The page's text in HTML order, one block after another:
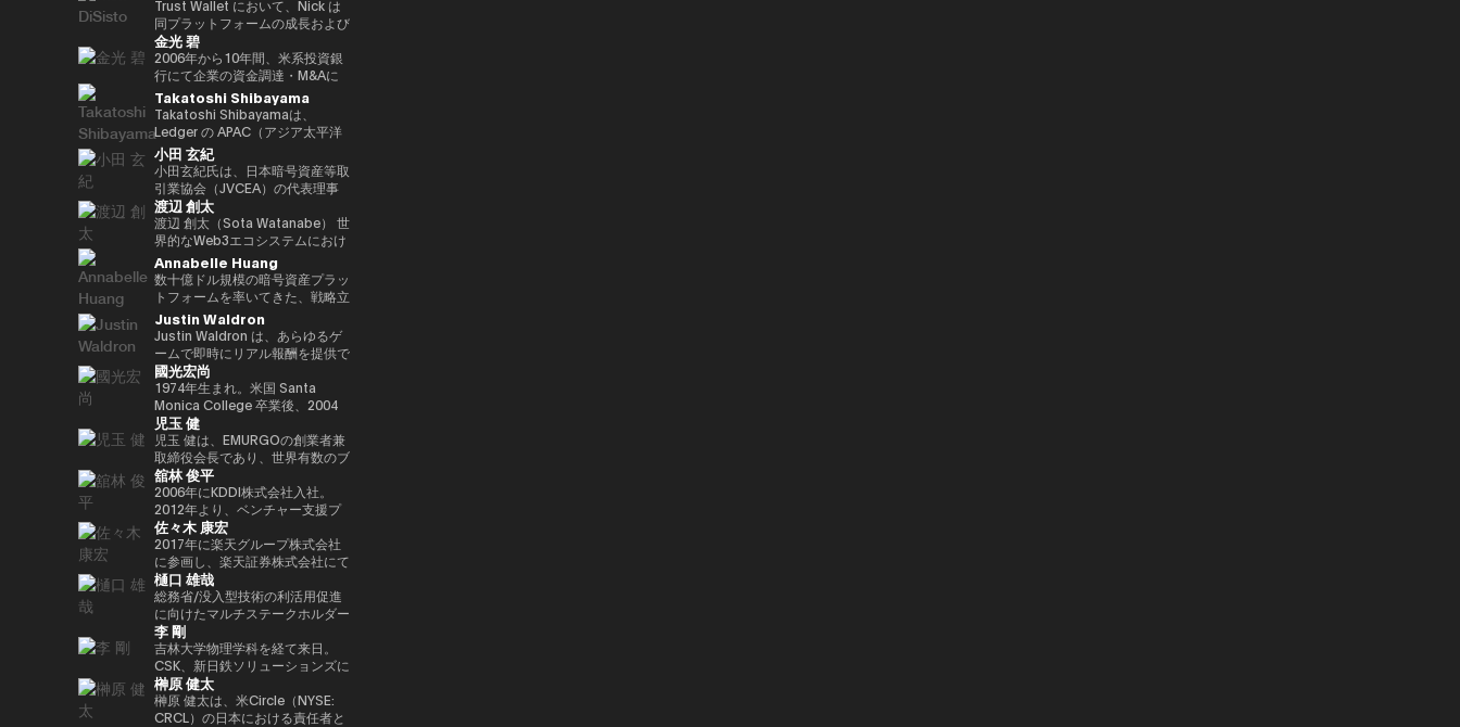
に導きました。Animoca Brands
はNFTを中心とした複数の子会社
や製品群を展開しており、さらに
540社を超えるブロックチェーン
関連企業に投資を行い、世界最大
級のブロックチェーン投資ポート
フォリオを築いています。 Yat氏
はこれまでに数多くの栄誉を受け
ており、世界経済フォーラムの
「Global Leader of
Tomorrow」、DHL/SCMP
Awardsの「Young
Entrepreneur of the Year」、さ
らにCointelegraphによる「ブロ
ックチェーン業界で注目すべき
100人」の一人にも選ばれていま
す。 また、Yat氏はクラシック音
楽の正式な訓練を受けた音楽家で
もあり、BAFTA（英国映画テレ
ビ芸術アカデミー）のアドバイザ
リーボードメンバー、ならびに
Asian Youth Orchestraの理事も
務めています。 必要であれば、
講演者紹介向けにさらに自然で洗
練された日本語版にも整えられま
す。
刊行された著書『Bitcoin
Supercycle』は高い評価を受
け、2024年11月上旬におけるビ
ットコインの史上最高値更新を正
確に予測したことで注目を集め
た。 デジタル資産分野に参入す
る以前には、Market Wire（現
GlobeNewswire） を創業。同社
は現在、Apollo Global
Management 傘下で約5億ドル
規模の事業部門となっている。ま
た、消費者向けインターネット黎
明期におけるマーケティングの先
駆者として、The Motley Fool、
America Online Greenhouse、
Earthlink の立ち上げをはじめ、
数十に及ぶ著名なインターネット
ブランドの成長に関与した。 学
歴としては、ニューヨーク州立大
学バッファロー校にてクリエイテ
ィブ・ライティングの修士号を取
得。シラキュース大学にて二つの
学士号を取得しており、2000年
以降、同大学の名門 Newhouse
School of Public
Communications のアドバイザ
リーボードメンバーも務めてい
る。 さらにターピンは、プエル
トリコにおけるビットコインおよ
び暗号資産コミュニティの先駆者
とも見なされており、2016年初
頭にはこの分野において初の投資
家向け優遇認定（Investor
Decree）を受けている。
でComputer Science for AIを履
修。
いて15年以上の経験を有し、金
融規制、ガバナンス、コンプライ
アンスの分野で深い専門性を備え
ています。 ローマ大学トル・ヴ
ェルガータ校にて、健全性規制お
よび監督当局の制裁権限をテーマ
とする法学博士号を取得していま
す。
また生成AIに特化したVCファン
ドを新設。
進し、Microsoftと連携して関連
するサービスソリューション全体
を推進する責任を負っています。
彼は、セキュリティ、ソフトウェ
ア、クラウド、AIエコシステムに
おける主要な戦略的パートナーシ
ップと販売を、グローバル市場全
体で主導しています。 2011年に
レノボに参加して以来、Terence
Ngは、セキュリティ、エンター
テインメント、Eコマース、フィ
ンテックなどのセクターにわたる
主要なインターネット企業とのレ
ノボのパートナーシップをグロー
バルにリードしてきました。ま
た、戦略的なAR/VRパートナー
シップも推進しました。
Terence Ngは、ソニーエレクト
ロニクス、ヒューレット・パッカ
ード、Navteq Corporation、ノ
キアなどの主要なテクノロジーブ
ランドで、マーケティング、製品
開発、ビジネス開発の役割を20
年以上にわたって経験してきまし
た。彼はテクノロジー業界でビジ
ネス戦略をリードする確かな実績
を築いています。 Terence Ng
は、シンガポールの南洋理工大学
でビジネス学の学士号を取得しま
した。彼は現在、シンガポールを
拠点としており、ブロックチェー
ンとAI技術の熱心なファンです。
式会社bitFlyerを共同創業。
bitFlyer創業以降、暗号資産の国
内の法改正に関する提言や自主規
制ルールの策定等に尽力すると共
に、暗号資産交換業者である
bitFlyer USA, Inc.のCEO、
bitFlyer EUROPE S.A.のチェアマ
ンを歴任。グローバルな視点で暗
号資産交換業業界の発展に貢献。
2018年に自主規制団体である一
般社団法人日本仮想通貨交換業協
会（現、一般社団法人日本暗号資
産等取引業協会：JVCEA）を発
起人として設立。内閣官房主催の
官民データ活用推進基本計画実行
委員会にも有識者として出席。
現在、株式会社bitFlyer
Holdings代表取締役CEO、株式
会社bitFlyer 代表取締役、株式会
社bitFlyer Blockchain代表取締
役、bitFlyer USA, Inc.の
Director、株式会社Custodiem
の取締役を務めるほか、一般社団
法人日本ブロックチェーン協会
（JBA）代表理事を務める。 そ
の他にも、ISO/TC307国内審議
委員会Committee会員、防衛省
オピニオンリーダーなども務め、
創業以来掲げるbitFlyerのミッシ
ョンである「ブロックチェーンで
世界を簡単に。」の実現に向け、
様々な場面でweb3業界の発展に
向け意欲的に活動中。
Trust Wallet において、Nick は
同プラットフォームの成長および
ユーザー体験の中核を担う、戦略
的イニシアティブおよびエコシス
テム・パートナーシップを統括し
ている。 彼の取り組みは、DeFi
連携、法定通貨のオン／オフラン
プ、MEV（最大抽出価値）対
策、そしてコア・インフラパート
ナーシップなど、幅広い重要領域
に及び、世界中の何百万人ものユ
ーザーにとって、暗号資産をより
使いやすく、安全で、スケーラブ
ルなものにすることを目的として
いる。 Nick は、プロダクト、セ
キュリティ、エンジニアリング、
マーケティングといった各部門と
密接に連携しながら、ユーザー体
験とブロックチェーン技術の交差
点におけるイノベーションを推進
している。 「コードを現実世界
の価値へと変換する」ことに重点
を置き、Nick はセルフカストデ
ィ型ウォレットを次世代の金融イ
ンフラとして進化させる役割を担
い、その未来を形作っている。
金光 碧
2006年から10年間、米系投資銀
行にて企業の資金調達・M&Aに
係るデリバティブストラクチャリ
ング業務に従事。2016年に株式
会社bitFlyer入社後、CFOやPRを
経て財務規制関連体制整備 を担
当。2022年より新規事業を担当
し、現在はグループCPO。2025
年より株式会社Custodiem 取締
役として、国内暗号資産ETF組成
プロジェクト等を推進。
Takatoshi Shibayama
Takatoshi Shibayamaは、
Ledger の APAC（アジア太平洋
地域）統括責任者（Head of
APAC）を務めている。Web3 業
界および機関投資家向けに、デジ
タル資産のセキュリティソリュー
ション提供を統括している。 こ
れまで 17年以上にわたり、企業
再生・ディストレスト投資分野の
アナリストおよび投資家として活
躍。JPMorgan や Goldman
Sachs などの投資銀行にてキャ
リアをスタートさせた後、米国の
ヘッジファンド Davidson
Kempner Capital Management
に参画。その後、シンガポールを
拠点とする投資ファンド 3D
Investment Partners を共同創業
した。 また、デジタル資産の担
保管理およびカストディサービス
を提供する Copper において
は、APAC 地域の収益統括責任者
（Head of Revenue APAC）を務
め、同社のアジア太平洋地域にお
ける事業成長を牽引した。
小田 玄紀
小田玄紀氏は、日本暗号資産等取
引業協会（JVCEA）の代表理事
（会長）、SBIホールディングス
の常務執行役員、そして株式会社
ビットポイントジャパンの代表取
締役を務める起業家、投資家、ビ
ジネス再生の専門家です。2001
年に自身の会社を設立して以降、
様々なビジネスを立ち上げてきま
した。2016年には暗号通貨交換
所Bitpointを設立し、CEOとな
りました。2019年には世界経済
フォーラムからヤング・グローバ
ル・リーダーに選出されました。
渡辺 創太
渡辺 創太（Sota Watanabe） 世
界的なWeb3エコシステムにおけ
るパイオニアであり、日本を代表
するテック起業家の一人。
Startale Groupの創業者兼CEO
として、「世界をオンチェーンに
する（Bringing the world
onchain）」というミッションの
もと、分散型インターネットのた
めの基盤インフラ構築を主導して
いる。 日本最大のパブリックブ
ロックチェーンであり、国内
Web3インフラの要石となった
Astar Networkを牽引したことで
その名を世界に広めた。また、キ
ャリアにおける重要なマイルスト
ーンとして、ソニーグループとの
連携のもと、Sony Block
Solutions Labsと共同開発した
イーサリアムレイヤー2ブロック
チェーン「Soneium（ソニュー
ム）」が挙げられる。この取り組
みは、日本のブロックチェーン技
術を、コンシューマー向けエンタ
ーテインメント、AI、そしてマス
アダプション（大衆への普及）が
交差する領域へと位置づけるもの
である。 トークン化されたデジ
タル資産や金融領域においては、
Annabelle Huang
数十億ドル規模の暗号資産プラッ
トフォームを率いてきた、戦略立
案およびリーダーシップの豊富な
経験
Justin Waldron
Justin Waldron は、あらゆるゲ
ームで即時にリアル報酬を提供で
きるプラットフォーム play.fun
の創業者兼CEOです。また、
Playco の共同創業者兼社長を務
めるほか、渋谷区役所による取り
組みである Shibuya Startup
Support のアドバイザー、さら
に X&KSK のパートナーとして、
グローバル展開が期待される有望
な日本のスタートアップへの投資
も行っています。 60社以上に投
資するエンジェル投資家としても
活躍しており、特に Zynga の共
同創業者として広く知られていま
す。2021年には Business
Insider により「Top 100 Seed
Investors」の一人に選出されま
した。
國光宏尚
1974年生まれ。米国 Santa
Monica College 卒業後、2004
年に株式会社アットムービーに入
社。同年に取締役に就任し、映
画・テレビドラマのプロデュース
や新規事業の立ち上げを担当。
2007年に株式会社gumiを設立
し、代表取締役社長に就任。
2021年に同社を退任し、同年に
株式会社Thirdverseと2019年に
共同創業した株式会社フィナンシ
ェの代表取締役CEOに就任。著
書に『メタバースとWeb3』（エ
ムディエヌコーポレーション）が
ある。
児玉 健
児玉 健は、EMURGOの創業者兼
取締役会長であり、世界有数のブ
ロックチェーンプラットフォーム
であるCardanoの共同創業者の
一人です。暗号資産およびブロッ
クチェーン分野において10年以
上にわたり豊富な経験と先見性を
培い、グローバルな視点で業界の
発展を牽引してきました。ブロッ
クチェーン技術を通じて「信頼」
と「価値」の概念を再定義し、次
世代の金融イノベーションを創出
することを使命としています。
現在はシンガポールを拠点に
EMURGOを率い、グローバルな
金融バリューチェーンの構築を推
進するとともに、テクノロジーお
舘林 俊平
2006年にKDDI株式会社入社。
2012年より、ベンチャー支援プ
ログラムKDDI∞Laboやベンチャ
ー投資ファンド、 KDDI Open
Innovation Fundに関わり、主に
スポーツ、エンタメ、XR、
Web3領域での出資やアライアン
スを担当。 2025年4月より現
職。
佐々木 康宏
2017年に楽天グループ株式会社
に参画し、楽天証券株式会社にて
IT本部部長、フィンテック本部副
本部長を経て2018年9月より現
職。現在、国内暗号資産業界全体
のセキュリティレベル向上に貢献
するため、多岐にわたる施策を推
進中。JPCrypto-ISAC 代表理
事、JCBAセキュリティ・システ
ム部会長。東京工業大学大学院卒
業。
樋口 雄哉
総務省/没入型技術の利活用促進
に向けたマルチステークホルダー
連携会合構成員大学卒業後カード
会社に就職。2006年にヤフーに
転職し、メディアや広告領域の事
業戦略策定、決済/銀行サービス
責任者を経験。 ジャパンネット
銀行（現PayPay銀行）に出向
李 剛
吉林大学物理学科を経て来日。
CSK、新日鉄ソリューションズに
てCiscoネットワークの設計・構
築を担当する。2009年ネットス
ターズを創業、代表取締役社長
榊原 健太
榊原 健太は、米Circle（NYSE:
CRCL）の日本における責任者と